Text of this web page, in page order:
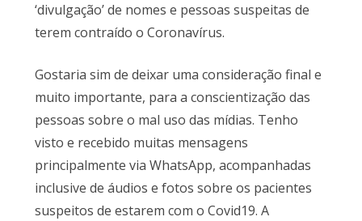
‘divulgação’ de nomes e pessoas suspeitas de
terem contraído o Coronavírus.
Gostaria sim de deixar uma consideração final e
muito importante, para a conscientização das
pessoas sobre o mal uso das mídias. Tenho
visto e recebido muitas mensagens
principalmente via WhatsApp, acompanhadas
inclusive de áudios e fotos sobre os pacientes
suspeitos de estarem com o Covid19. A